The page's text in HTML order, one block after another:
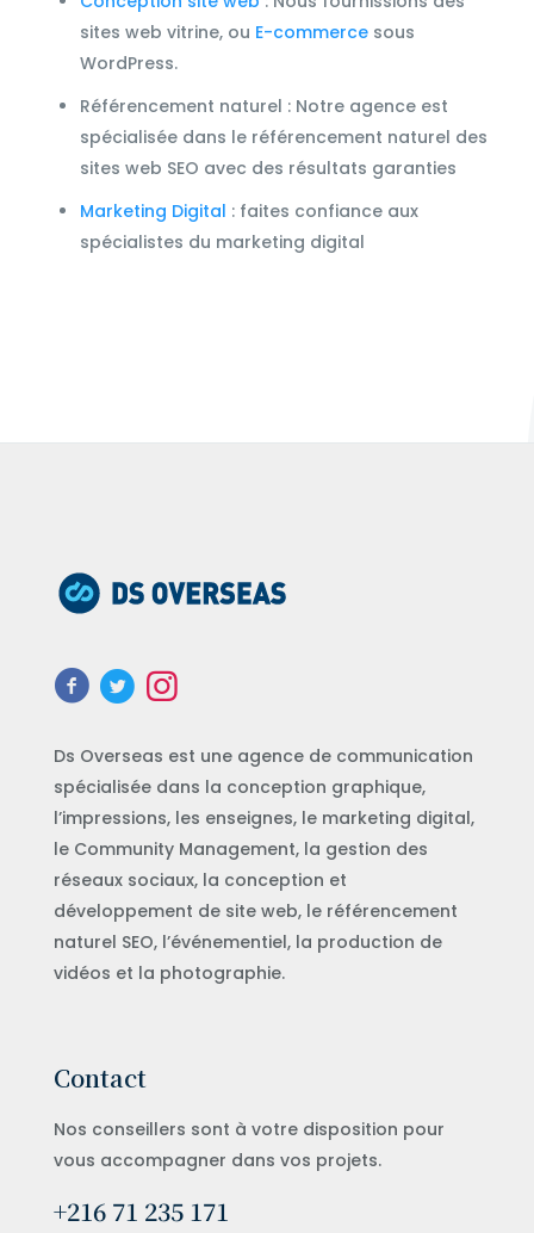
sites web vitrine, ou E-commercesous
WordPress.
Référencement naturel : Notre agence est
spécialisée dans le référencement naturel des
sites web SEO avec des résultats garanties
Marketing Digital : faites confiance aux
spécialistes du marketing digital
Ds Overseas est une agence de communication
spécialisée dans la conception graphique,
l’impressions, les enseignes, le marketing digital,
le Community Management, la gestion des
réseaux sociaux, la conception et
développement de site web, le référencement
naturel SEO, l’événementiel, la production de
vidéos et la photographie.
Contact
Nos conseillers sont à votre disposition pour
vous accompagner dans vos projets.
+216 71 235 171